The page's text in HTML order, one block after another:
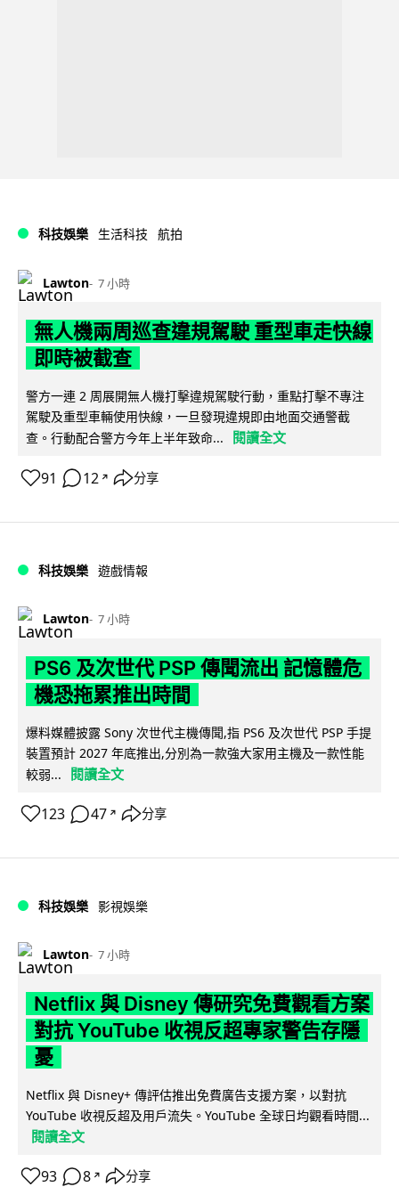
科技娛樂 生活科技 航拍
Lawton 7 小時
無人機兩周巡查違規駕駛 重型車走快線
即時被截查
警方一連 2 周展開無人機打擊違規駕駛行動，重點打擊不專注
駕駛及重型車輛使用快線，一旦發現違規即由地面交通警截
查。行動配合警方今年上半年致命...
閱讀全文
91 12 ↗ 分享
科技娛樂 遊戲情報
Lawton 7 小時
PS6 及次世代 PSP 傳聞流出 記憶體危
機恐拖累推出時間
爆料媒體披露 Sony 次世代主機傳聞,指 PS6 及次世代 PSP 手提
裝置預計 2027 年底推出,分別為一款強大家用主機及一款性能
較弱...
閱讀全文
123 47 ↗ 分享
科技娛樂 影視娛樂
Lawton 7 小時
Netflix 與 Disney 傳研究免費觀看方案
對抗 YouTube 收視反超專家警告存隱
憂
Netflix 與 Disney+ 傳評估推出免費廣告支援方案，以對抗
YouTube 收視反超及用戶流失。YouTube 全球日均觀看時間...
閱讀全文
93 8 ↗ 分享